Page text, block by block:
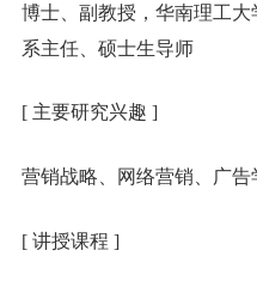
博士、副教授，华南理工
系主任、硕士生导师
[ 主要研究兴趣 ]
营销战略、网络营销、广告
[ 讲授课程 ]